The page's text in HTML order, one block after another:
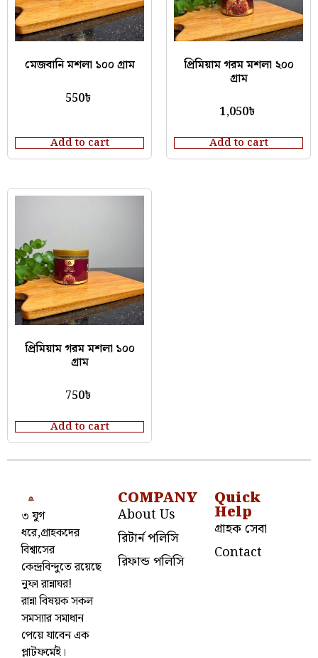
মেজবানি মশলা ১০০ গ্রাম
550৳
Add to cart
প্রিমিয়াম গরম মশলা ২০০
গ্রাম
1,050৳
Add to cart
প্রিমিয়াম গরম মশলা ১০০
গ্রাম
750৳
Add to cart
৩ যুগ
ধরে,গ্রাহকদের
বিশ্বাসের
কেন্দ্রবিন্দুতে রয়েছে
নুফা রান্নাঘর!
রান্না বিষয়ক সকল
সমস্যার সমাধান
পেয়ে যাবেন এক
প্লাটফর্মেই।
COMPANY
About Us
রিটার্ন পলিসি
রিফান্ড পলিসি
Quick
Help
গ্রাহক সেবা
Contact